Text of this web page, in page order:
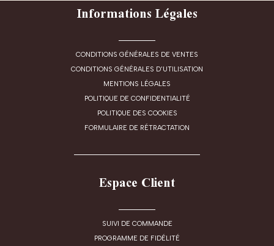
Informations Légales
CONDITIONS GÉNÉRALES DE VENTES
CONDITIONS GÉNÉRALES D'UTILISATION
MENTIONS LÉGALES
POLITIQUE DE CONFIDENTIALITÉ
POLITIQUE DES COOKIES
FORMULAIRE DE RÉTRACTATION
Espace Client
SUIVI DE COMMANDE
PROGRAMME DE FIDÉLITÉ